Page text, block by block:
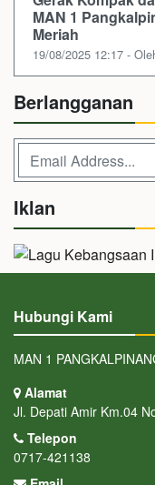
MAN 1
Meriah
19/08/2025 12:17 -
Berlangganan
Iklan
Hubungi Kami
MAN 1
Alamat
Jl. Depati Amir Km.04
Telepon
0717-421138